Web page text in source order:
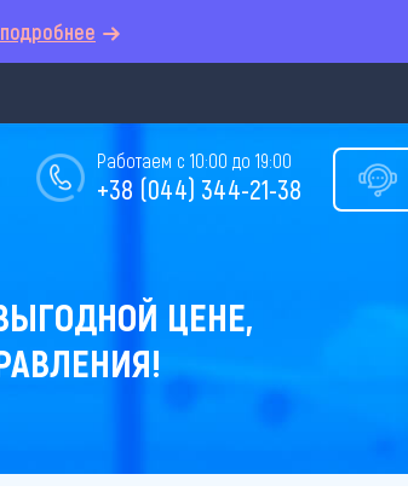
Работаем с 10:00 до 19:00
+38 (044) 344-21-38
ЦЕНЕ,